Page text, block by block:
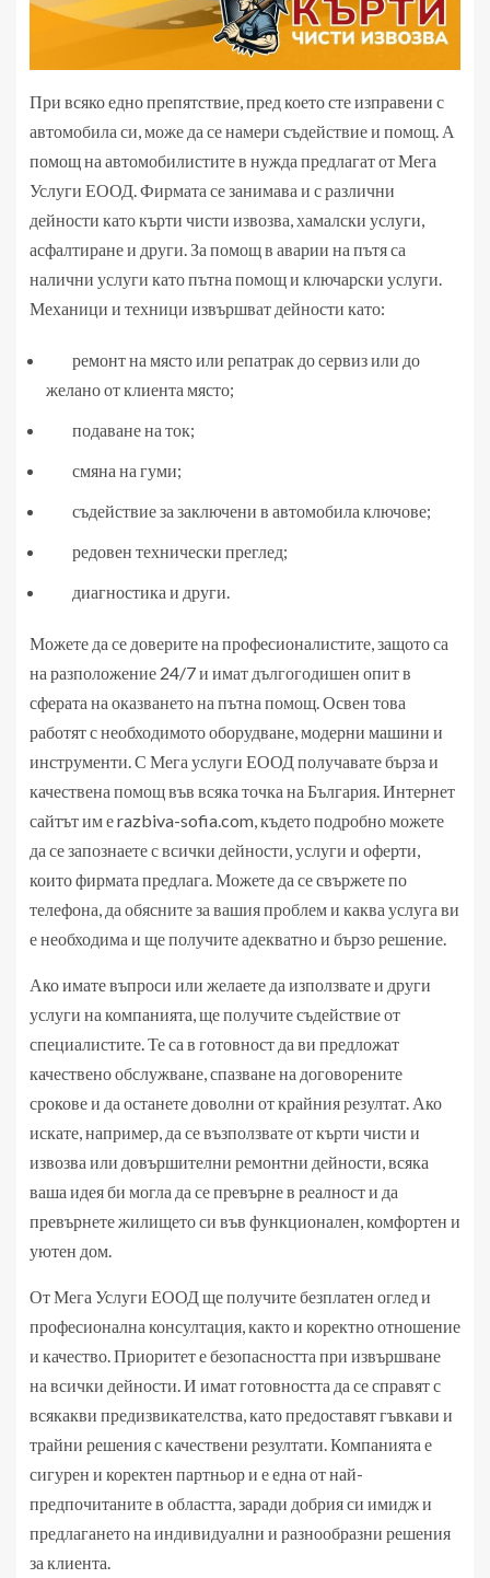
При всяко едно препятствие, пред което сте изправени с
автомобила си, може да се намери съдействие и помощ. А
помощ на автомобилистите в нужда предлагат от Мега
Услуги ЕООД. Фирмата се занимава и с различни
дейности катокърти чисти извозва , хамалски услуги,
асфалтиране и други. За помощ в аварии на пътя са
налични услуги като пътна помощ и ключарски услуги.
Механици и техници извършват дейности като:
ремонт на място или репатрак до сервиз или до
желано от клиента място;
подаване на ток;
смяна на гуми;
съдействие за заключени в автомобила ключове;
редовен технически преглед;
диагностика и други.
Можете да се доверите на професионалистите, защото са
на разположение 24/7 и имат дългогодишен опит в
сферата на оказването на пътна помощ. Освен това
работят с необходимото оборудване, модерни машини и
инструменти. С Мега услуги ЕООД получавате бърза и
качествена помощ във всяка точка на България. Интернет
сайтът им е razbiva-sofia.com, където подробно можете
да се запознаете с всички дейности, услуги и оферти,
които фирмата предлага. Можете да се свържете по
телефона, да обясните за вашия проблем и каква услуга ви
е необходима и ще получите адекватно и бързо решение.
Ако имате въпроси или желаете да използвате и други
услуги на компанията, ще получите съдействие от
специалистите. Те са в готовност да ви предложат
качествено обслужване, спазване на договорените
срокове и да останете доволни от крайния резултат. Ако
искате, например, да се възползвате от кърти чисти и
извозва или довършителни ремонтни дейности, всяка
ваша идея би могла да се превърне в реалност и да
превърнете жилището си във функционален, комфортен и
уютен дом.
От Мега Услуги ЕООД ще получите безплатен оглед и
професионална консултация, както и коректно отношение
и качество. Приоритет е безопасността при извършване
на всички дейности. И имат готовността да се справят с
всякакви предизвикателства, като предоставят гъвкави и
трайни решения с качествени резултати. Компанията е
сигурен и коректен партньор и е една от най-
предпочитаните в областта, заради добрия си имидж и
предлагането на индивидуални и разнообразни решения
за клиента.